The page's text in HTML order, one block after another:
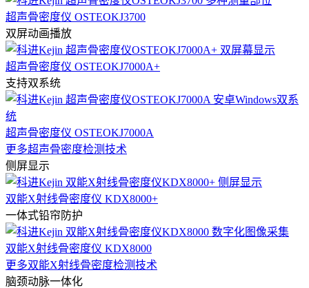
超声骨密度仪 OSTEOKJ3700
双屏动画播放
超声骨密度仪 OSTEOKJ7000A+
支持双系统
超声骨密度仪 OSTEOKJ7000A
更多超声骨密度检测技术
侧屏显示
双能X射线骨密度仪 KDX8000+
一体式铅帘防护
双能X射线骨密度仪 KDX8000
更多双能X射线骨密度检测技术
脑颈动脉一体化